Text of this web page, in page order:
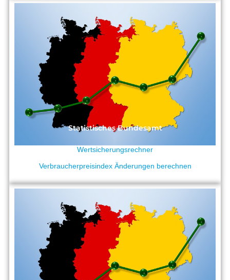
Statistisches Bundesamt
Wertsicherungsrechner
Verbraucherpreisindex Änderungen berechnen